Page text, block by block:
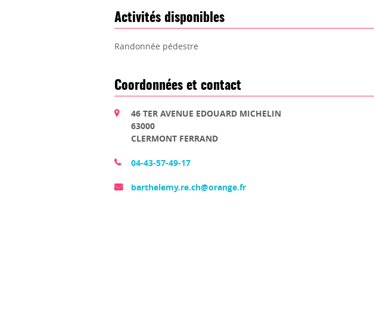
Activités disponibles
Randonnée pédestre
Coordonnées et contact
46 TER AVENUE EDOUARD MICHELIN
63000
CLERMONT FERRAND
04-43-57-49-17
barthelemy.re.ch@orange.fr